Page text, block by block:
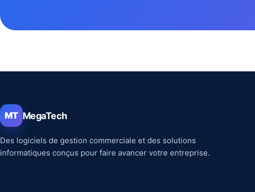
MT MegaTech
Des logiciels de gestion commerciale et des solutions
informatiques conçus pour faire avancer votre entreprise.